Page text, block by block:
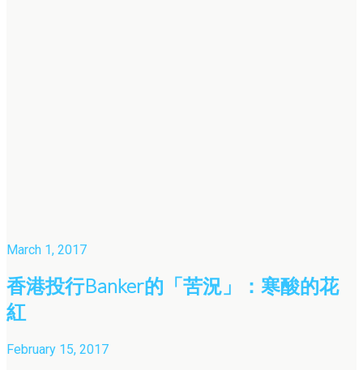
March 1, 2017
香港投行Banker的「苦況」：寒酸的花
紅
February 15, 2017